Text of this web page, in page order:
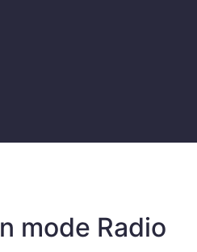
mode Radio